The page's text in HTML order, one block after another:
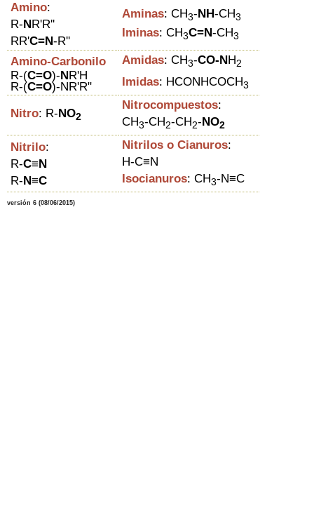
Amino:
R- N R'R''
RR'C=N-R''
Aminas: CH3- NH-CH3
Iminas: CH3C=N-CH3
Amino-Carbonilo
R-(C=O)- N R'H
R-(C=O)-NR'R"
Amidas: CH3-CO-N H2
Imidas: HCONHCOCH3
Nitro: R- NO2
Nitrocompuestos:
CH3-CH2-CH2- NO2
Nitrilo:
R-C≡N
R- N≡C
Nitrilos o Cianuros:
H-C≡N
Isocianuros: CH3-N≡C
versión 6 (08/06/2015)